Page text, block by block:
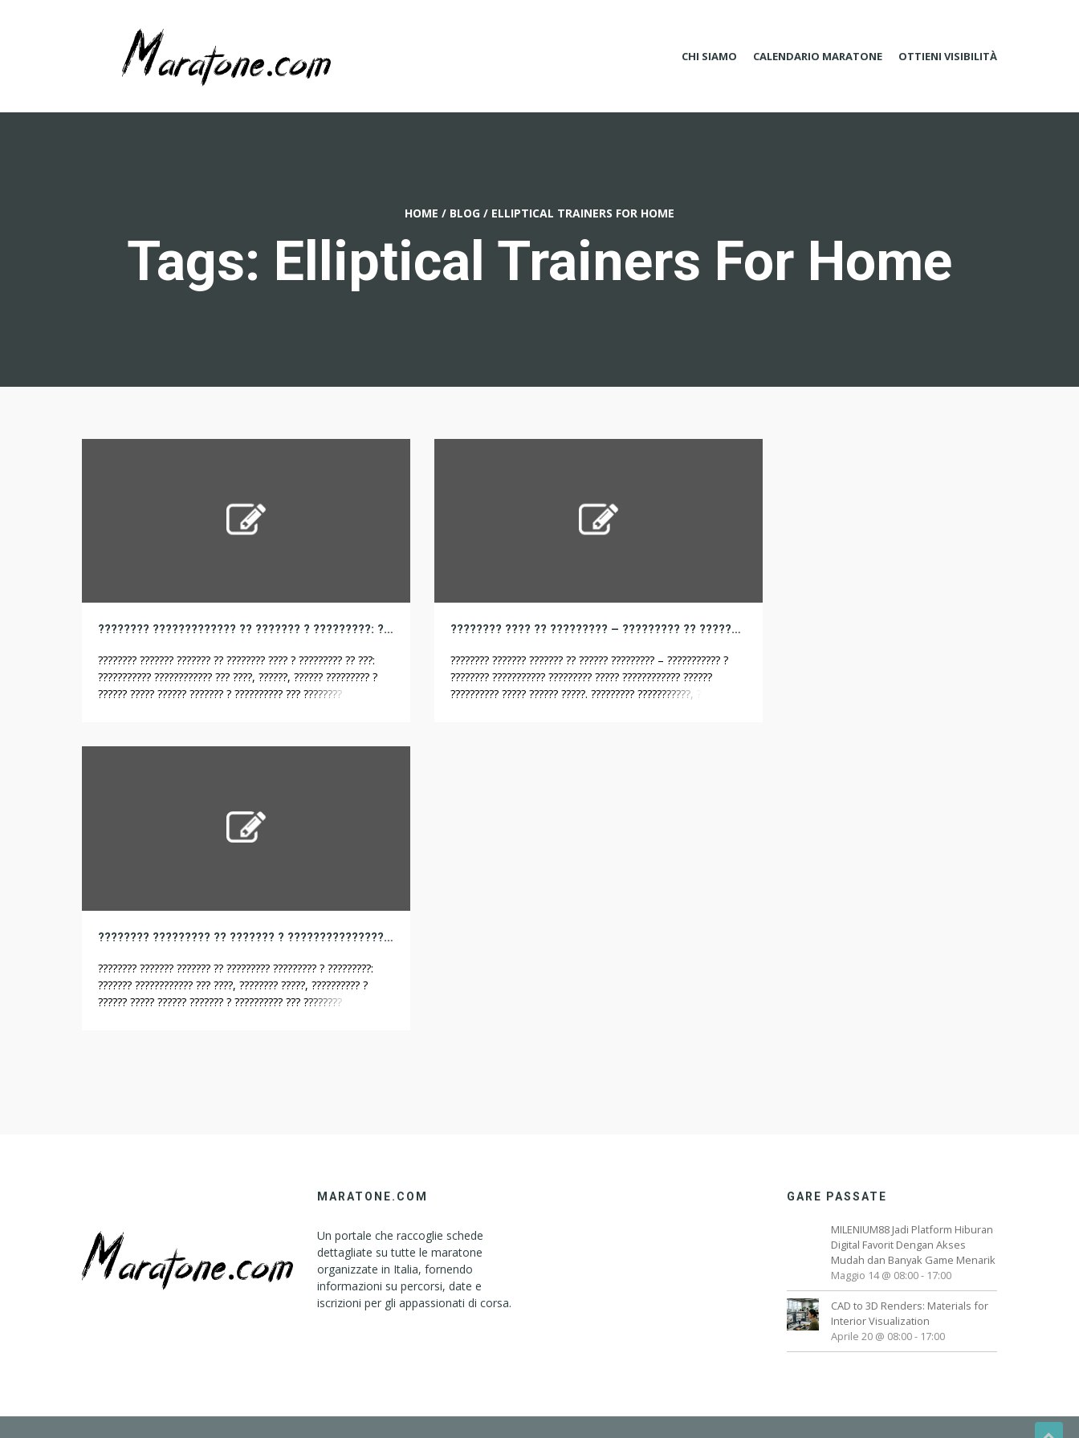
CHI SIAMO CALENDARIO MARATONE OTTIENI VISIBILITÀ
HOME / BLOG / ELLIPTICAL TRAINERS FOR HOME
Tags: Elliptical Trainers For Home
???????? ????????????? ?? ??????? ? ?????????: ??????? ??????? ??? ????, ???????? ?????, ?????? ?????????
???????? ??????? ??????? ?? ???????? ???? ? ????????? ?? ???:
??????????? ???????????? ??? ????, ??????, ?????? ????????? ?
?????? ????? ?????? ??????? ? ?????????? ??? ????????
?????????, ??????? ??????? ? ?????????????. ?????? ?? ??????????
???????? ???? ?? ????????? – ????????? ?? ???????, ????????? ????
???????? ??????? ??????? ?? ?????? ????????? – ??????????? ?
???????? ??????????? ????????? ????? ???????????? ??????
?????????? ????? ?????? ?????. ????????? ???????????, ?????
???????? ????????? ?? ??????? ? ???????????????? ?????: ?????? ???????????? ??? ???????, ???????? ?????, ????????
???????? ??????? ??????? ?? ????????? ????????? ? ?????????:
??????? ???????????? ??? ????, ???????? ?????, ?????????? ?
?????? ????? ?????? ??????? ? ?????????? ??? ????????
MARATONE.COM
Un portale che raccoglie schede
dettagliate su tutte le maratone
organizzate in Italia, fornendo
informazioni su percorsi, date e
iscrizioni per gli appassionati di corsa.
GARE PASSATE
MILENIUM88 Jadi Platform Hiburan
Digital Favorit Dengan Akses
Mudah dan Banyak Game Menarik
Maggio 14 @ 08:00- 17:00
CAD to 3D Renders: Materials for
Interior Visualization
Aprile 20 @ 08:00- 17:00